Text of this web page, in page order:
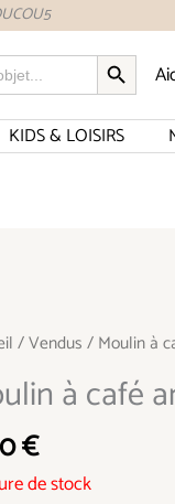
SEARCH BUTTON
KIDS & LOISIRS
/Vendus / Moulin à
à café
€
de stock